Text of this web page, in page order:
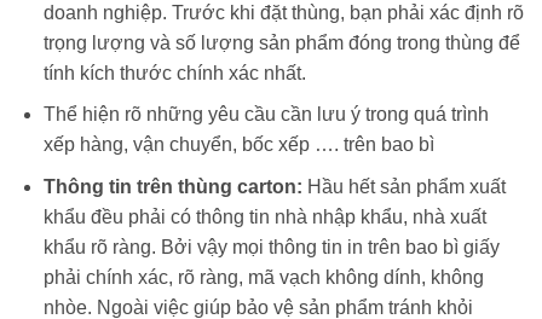
doanh nghiệp. Trước khi đặt thùng, bạn phải xác định rõ
trọng lượng và số lượng sản phẩm đóng trong thùng để
tính kích thước chính xác nhất.
Thể hiện rõ những yêu cầu cần lưu ý trong quá trình
xếp hàng, vận chuyển, bốc xếp …. trên bao bì
Thông tin trên thùng carton: Hầu hết sản phẩm xuất
khẩu đều phải có thông tin nhà nhập khẩu, nhà xuất
khẩu rõ ràng. Bởi vậy mọi thông tin in trên bao bì giấy
phải chính xác, rõ ràng, mã vạch không dính, không
nhòe. Ngoài việc giúp bảo vệ sản phẩm tránh khỏi